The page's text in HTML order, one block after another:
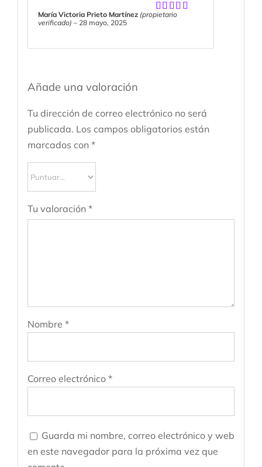
Valorado
María Victoria Prieto Martínez (propietario
verificado) – 28 mayo, 2025
Añade una valoración
Tu dirección de correo electrónico no será
publicada. Los campos obligatorios están
marcados con *
Tu valoración *
Nombre *
Correo electrónico *
Guarda mi nombre, correo electrónico y web
en este navegador para la próxima vez que